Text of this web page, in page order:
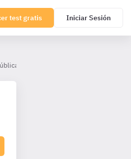
test gratis Iniciar Sesión
- Ley 9/2017